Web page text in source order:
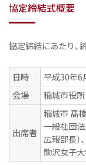
協定締結式概要
協定締結にあたり、
日時
平成30年6
会場
稲城市役
出席者
稲城市 髙
一般社団
広報部長）、
駒沢女子